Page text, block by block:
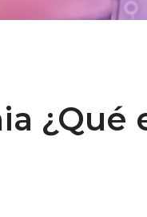
¿Qué